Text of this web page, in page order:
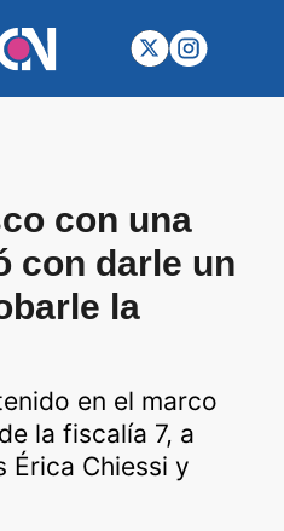
con una
con darle un
la
en el marco
la fiscalía 7, a
Érica Chiessi y